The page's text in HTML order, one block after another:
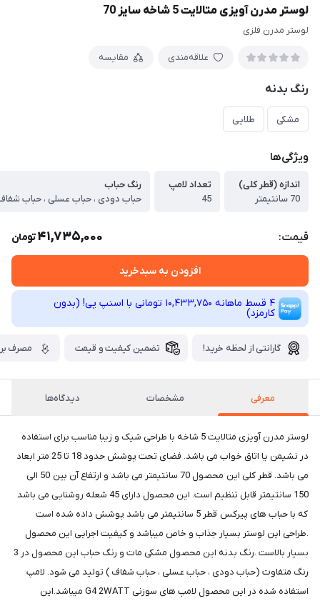
لوستر مدرن آویزی متالایت 5 شاخه سایز 70
لوستر مدرن فلزی
علاقه‌مندی مقایسه
رنگ بدنه
مشکی طلایی
ویژگی‌ها
اندازه (قطر کلی)
70 سانتیمتر
تعداد لامپ
45
رنگ حباب
حباب دودی ، حباب عسلی ، حباب
قیمت: 41,735,000تومان
افزودن به سبدخرید
4 قسط ماهانه 10,433,750 تومانی با اسنپ ‌پی! (بدون
کارمزد)
گارانتی از لحظه خرید! تضمین کیفیت و قیمت مصرف
معرفی مشخصات دیدگاه‌ها
لوستر مدرن آویزی متالایت 5 شاخه با طراحی شیک و زیبا مناسب برای استفاده
در نشیمن یا اتاق خواب می باشد. فضای تحت پوشش حدود 18 تا 25 متر ابعاد
می باشد. قطر کلی این محصول 70 سانتیمتر می باشد و ارتفاع آن بین 50 الی
150 سانتیمتر قابل تنظیم است. این محصول دارای 45 شعله روشنایی می باشد
که با حباب های پیرکس قطر 5 سانتیمتر می باشد پوشش داده شده است
.طراحی این لوستر بسیار جذاب و خاص میباشد و کیفیت اجرایی این محصول
بسیار بالاست .رنگ بدنه این محصول مشکی مات و رنگ حباب این محصول در 3
رنگ متفاوت (حباب دودی ، حباب عسلی ، حباب شفاف ) تولید می شود. لامپ
استفاده شده در این محصول لامپ های سوزنی G4 2WATT میباشد.این